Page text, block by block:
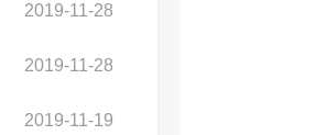
2019-11-28
2019-11-28
2019-11-19